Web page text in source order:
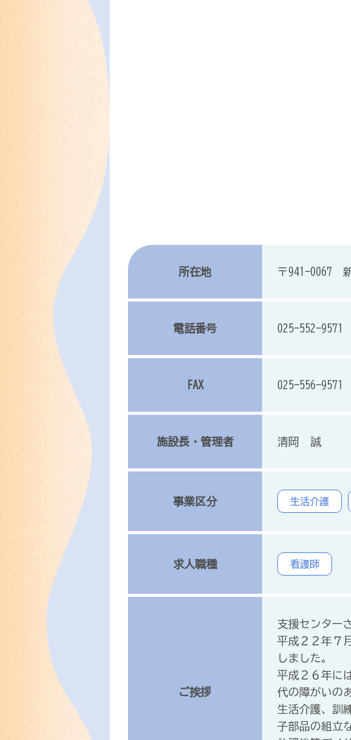
所在地 〒941-0067
電話番号 025-552-9571
FAX 025-556-9571
施設長・管理者 清岡 誠
事業区分 生活介護
求人職種 看護師
ご挨拶
支援センター
平成２２年７
しました。
平成２６年に
代の障がいの
生活介護、訓
子部品の組立